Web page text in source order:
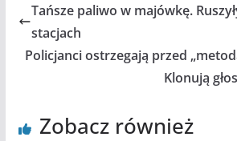
Tańsze paliwo w majówkę.
stacjach
Policjanci ostrzegają przed
Klonują
Zobacz również